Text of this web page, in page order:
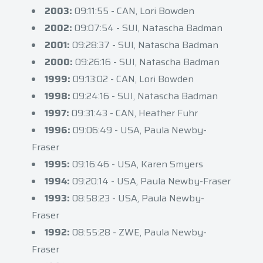
2003: 09:11:55 - CAN, Lori Bowden
2002: 09:07:54 - SUI, Natascha Badman
2001: 09:28:37 - SUI, Natascha Badman
2000: 09:26:16 - SUI, Natascha Badman
1999: 09:13:02 - CAN, Lori Bowden
1998: 09:24:16 - SUI, Natascha Badman
1997: 09:31:43 - CAN, Heather Fuhr
1996: 09:06:49 - USA, Paula Newby-
Fraser
1995: 09:16:46 - USA, Karen Smyers
1994: 09:20:14 - USA, Paula Newby-Fraser
1993: 08:58:23 - USA, Paula Newby-
Fraser
1992: 08:55:28 - ZWE, Paula Newby-
Fraser